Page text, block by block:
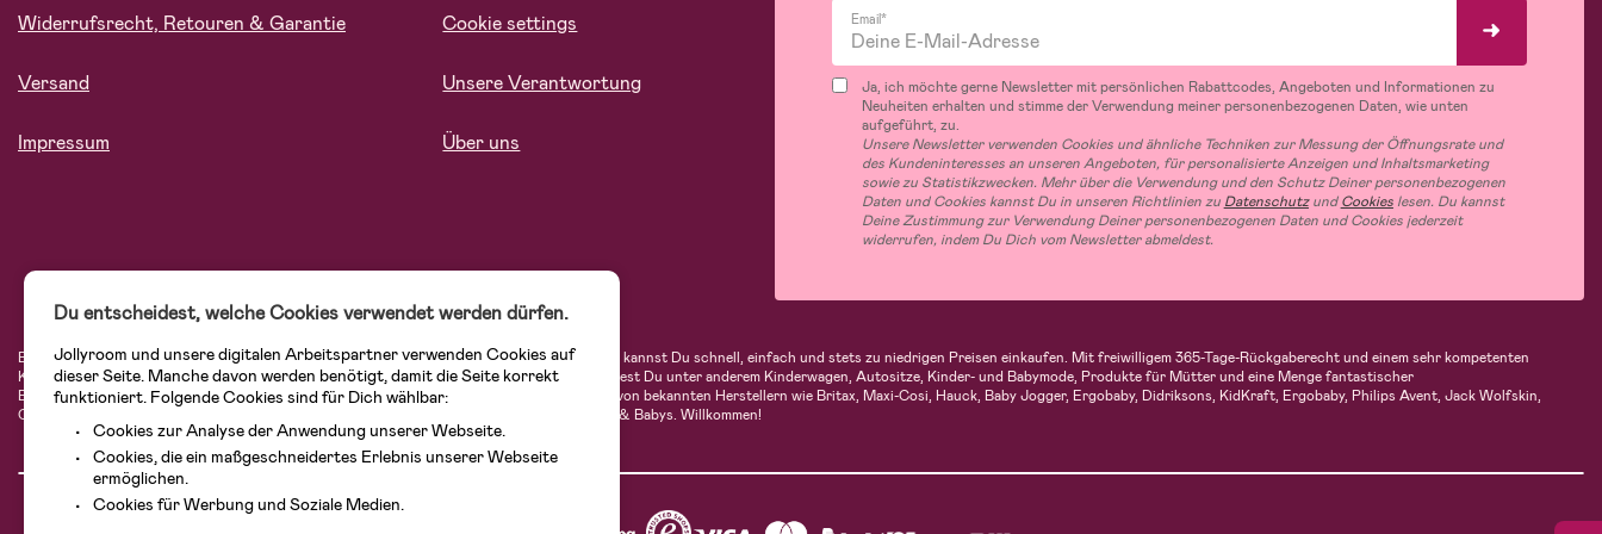
Widerrufsrecht, Retouren & Garantie
Versand
Impressum
Cookie settings
Unsere Verantwortung
Über uns
Email*
Ja, ich möchte gerne Newsletter mit persönlichen Rabattcodes, Angeboten und Informationen zu
Neuheiten erhalten und stimme der Verwendung meiner personenbezogenen Daten, wie unten
aufgeführt, zu.
Unsere Newsletter verwenden Cookies und ähnliche Techniken zur Messung der Öffnungsrate und
des Kundeninteresses an unseren Angeboten, für personalisierte Anzeigen und Inhaltsmarketing
sowie zu Statistikzwecken. Mehr über die Verwendung und den Schutz Deiner personenbezogenen
Daten und Cookies kannst Du in unseren Richtlinien zu DatenschutzundCookieslesen. Du kannst
Deine Zustimmung zur Verwendung Deiner personenbezogenen Daten und Cookies jederzeit
widerrufen, indem Du Dich vom Newsletter abmeldest.
Bei Jollyroom.at findest Du eine tolle Auswahl an Produkten für Familien mit Kindern. Bei uns kannst Du schnell, einfach und stets zu niedrigen Preisen einkaufen. Mit freiwilligem 365-Tage-Rückgaberecht und einem sehr kompetenten
Kundenservice kannst Du Dich beim Einkauf bei uns sicher fühlen. In unserem Sortiment findest Du unter anderem Kinderwagen, Autositze, Kinder- und Babymode, Produkte für Mütter und eine Menge fantastischer
Einrichtungsgegenstände, Spielsachen, Babyprodukte und vieles mehr. Wir haben Produkte von bekannten Herstellern wie Britax, Maxi-Cosi, Hauck, Baby Jogger, Ergobaby, Didriksons, KidKraft, Ergobaby, Philips Avent, Jack Wolfskin,
Cybex, LEGO und vielen mehr. Schau Dich um in unserem vielfältigen Onlineshop für Kinder & Babys. Willkommen!
Du entscheidest, welche Cookies verwendet werden dürfen.
Jollyroom und unsere digitalen Arbeitspartner verwenden Cookies auf
dieser Seite. Manche davon werden benötigt, damit die Seite korrekt
funktioniert. Folgende Cookies sind für Dich wählbar:
Cookies zur Analyse der Anwendung unserer Webseite.
Cookies, die ein maßgeschneidertes Erlebnis unserer Webseite
ermöglichen.
Cookies für Werbung und Soziale Medien.